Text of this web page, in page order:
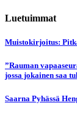
Luetuimmat
Muistokirjoitus:
”Rauman
jossa jokainen saa
Saarna Pyhässä